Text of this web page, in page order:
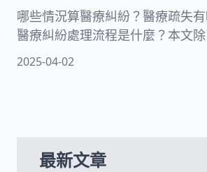
哪些情況算醫療糾紛？醫療疏失
醫療糾紛處理流程是什麼？本文
疑問，資深律師也會告訴您醫療疏
2025-04-02
最新文章